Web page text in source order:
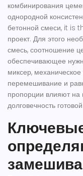
комбинирования
однородной
бетонной смеси, it is
проект. Для этого
смесь, соотношение
обеспечивающее
миксер,
перемешивание и
пропорции влияют на
долговечность